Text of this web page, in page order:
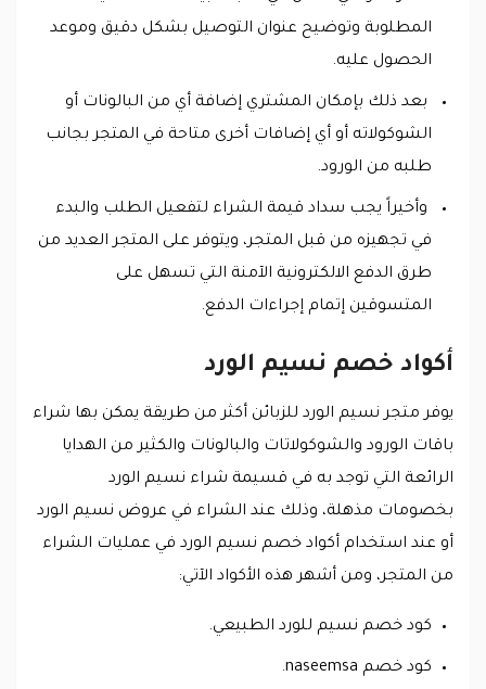
المطلوبة وتوضيح عنوان التوصيل بشكل دقيق وموعد
الحصول عليه.
بعد ذلك بإمكان المشتري إضافة أي من البالونات أو
الشوكولاته أو أي إضافات أخرى متاحة في المتجر بجانب
طلبه من الورود.
وأخيراً يجب سداد قيمة الشراء لتفعيل الطلب والبدء
في تجهيزه من قبل المتجر، ويتوفر على المتجر العديد من
طرق الدفع الالكترونية الآمنة التي تسهل على
المتسوقين إتمام إجراءات الدفع.
أكواد خصم نسيم الورد
يوفر متجر نسيم الورد للزبائن أكثر من طريقة يمكن بها شراء
باقات الورود والشوكولاتات والبالونات والكثير من الهدايا
الرائعة التي توجد به في قسيمة شراء نسيم الورد
بخصومات مذهلة، وذلك عند الشراء في عروض نسيم الورد
أو عند استخدام أكواد خصم نسيم الورد في عمليات الشراء
من المتجر، ومن أشهر هذه الأكواد الآتي:
كود خصم نسيم للورد الطبيعي.
كود خصم naseemsa.